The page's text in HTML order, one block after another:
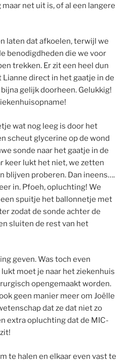
net uit is, of al een langere
laten dat afkoelen, terwijl we
benodigdheden die we voor
trekken. Er zit een heel dun
Lianne direct in het gaatje in de
gelijk doorheen. Gelukkig!
wat nog leeg is door het
scheut glycerine op de wond
sonde naar het gaatje in de
keer lukt het niet, we zetten
blijven proberen. Dan ineens….
in. Pfoeh, opluchting! We
spuitje het ballonnetje met
zodat de sonde achter de
sluiten de rest van het
geven. Was toch even
moet je naar het ziekenhuis
opengemaakt worden.
geen manier meer om Joëlle
dat ze dat niet zo
extra opluchting dat de MIC-
te halen en elkaar even vast te